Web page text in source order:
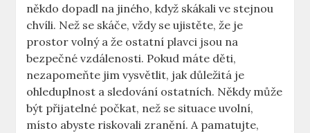
někdo dopadl na jiného, když skákali ve stejnou
chvíli. Než se skáče, vždy se ujistěte, že je
prostor volný a že ostatní plavci jsou na
bezpečné vzdálenosti. Pokud máte děti,
nezapomeňte jim vysvětlit, jak důležitá je
ohleduplnost a sledování ostatních. Někdy může
být přijatelné počkat, než se situace uvolní,
místo abyste riskovali zranění. A pamatujte,